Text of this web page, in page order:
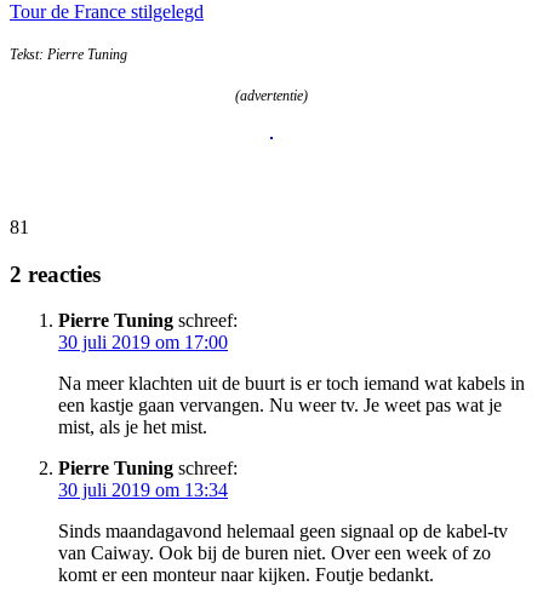
Tour de France stilgelegd
Tekst: Pierre Tuning
(advertentie)
81
2 reacties
Pierre Tuning schreef:
30 juli 2019 om 17:00
Na meer klachten uit de buurt is er toch iemand wat kabels in
een kastje gaan vervangen. Nu weer tv. Je weet pas wat je
mist, als je het mist.
Pierre Tuning schreef:
30 juli 2019 om 13:34
Sinds maandagavond helemaal geen signaal op de kabel-tv
van Caiway. Ook bij de buren niet. Over een week of zo
komt er een monteur naar kijken. Foutje bedankt.